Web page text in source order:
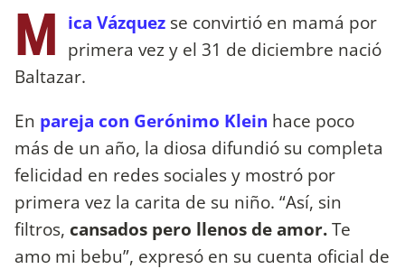
M ica Vázquez se convirtió en mamá por
primera vez y el 31 de diciembre nació
Baltazar.
En pareja con Gerónimo Klein hace poco
más de un año, la diosa difundió su completa
felicidad en redes sociales y mostró por
primera vez la carita de su niño. “Así, sin
filtros, cansados pero llenos de amor.Te
amo mi bebu”, expresó en su cuenta oficial de